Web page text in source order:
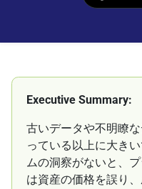
Executive Summary:
古いデータや不明瞭
っている以上に大き
ムの洞察がないと、
は資産の価格を誤り